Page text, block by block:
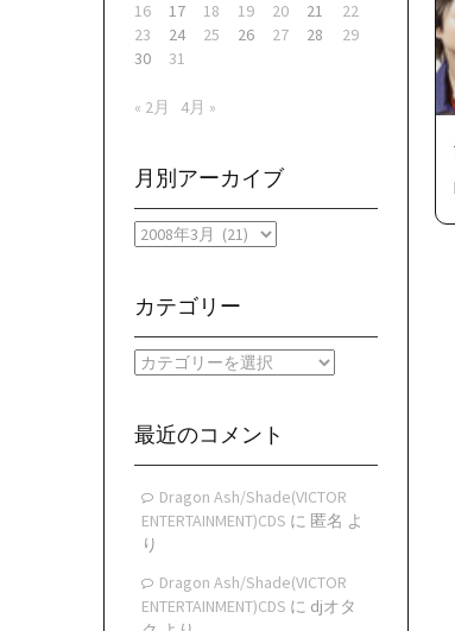
16
17 18 19 20 21
22
23
24 25 26 27 28
29
30
31
« 2月 4月 »
月別アーカイブ
月
ー
イ
ブ
カテゴリー
カ
リ
最近のコメント
Dragon Ash/Shade(VICTOR
ENTERTAINMENT)CDS に 匿名 よ
り
Dragon Ash/Shade(VICTOR
ENTERTAINMENT)CDS に djオタ